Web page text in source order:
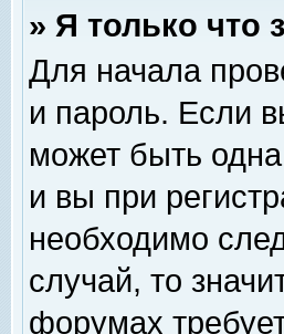
» Я только что
Для начала
и пароль. Если
может быть
и вы при
необходимо
случай, то
форумах